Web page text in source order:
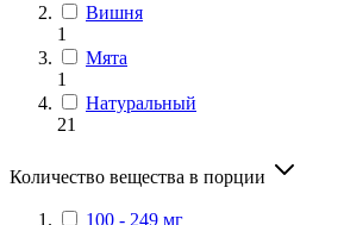
Вишня
1
Мята
1
Натуральный
21
Количество вещества в порции
100 - 249 мг